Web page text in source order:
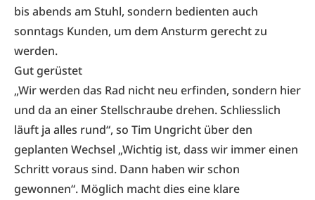
bis abends am Stuhl, sondern bedienten auch
sonntags Kunden, um dem Ansturm gerecht zu
werden.
Gut gerüstet
„Wir werden das Rad nicht neu erfinden, sondern hier
und da an einer Stellschraube drehen. Schliesslich
läuft ja alles rund“, so Tim Ungricht über den
geplanten Wechsel „Wichtig ist, dass wir immer einen
Schritt voraus sind. Dann haben wir schon
gewonnen“. Möglich macht dies eine klare